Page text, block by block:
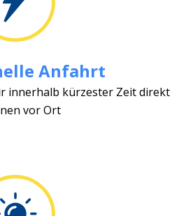
Anfahrt
innerhalb kürzester Zeit direkt
vor Ort